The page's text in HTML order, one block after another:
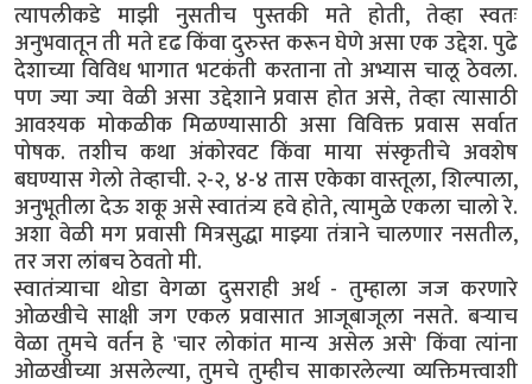
त्यापलीकडे माझी नुसतीच पुस्तकी मते होती, तेव्हा स्वतः
अनुभवातून ती मते दृढ किंवा दुरुस्त करून घेणे असा एक उद्देश. पुढे
देशाच्या विविध भागात भटकंती करताना तो अभ्यास चालू ठेवला.
पण ज्या ज्या वेळी असा उद्देशाने प्रवास होत असे, तेव्हा त्यासाठी
आवश्यक मोकळीक मिळण्यासाठी असा विविक्त प्रवास सर्वात
पोषक. तशीच कथा अंकोरवट किंवा माया संस्कृतीचे अवशेष
बघण्यास गेलो तेव्हाची. २-२, ४-४ तास एकेका वास्तूला, शिल्पाला,
अनुभूतीला देऊ शकू असे स्वातंत्र्य हवे होते, त्यामुळे एकला चालो रे.
अशा वेळी मग प्रवासी मित्रसुद्धा माझ्या तंत्राने चालणार नसतील,
तर जरा लांबच ठेवतो मी.
स्वातंत्र्याचा थोडा वेगळा दुसराही अर्थ - तुम्हाला जज करणारे
ओळखीचे साक्षी जग एकल प्रवासात आजूबाजूला नसते. बऱ्याच
वेळा तुमचे वर्तन हे 'चार लोकांत मान्य असेल असे' किंवा त्यांना
ओळखीच्या असलेल्या, तुमचे तुम्हीच साकारलेल्या व्यक्तिमत्त्वाशी